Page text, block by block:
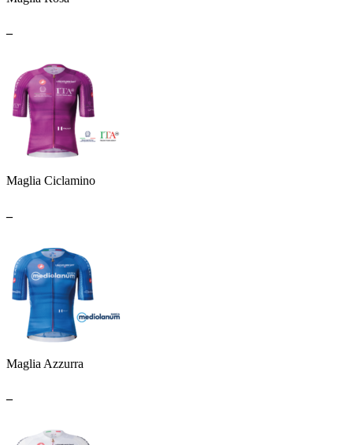
Maglia Ciclamino
Maglia Azzurra